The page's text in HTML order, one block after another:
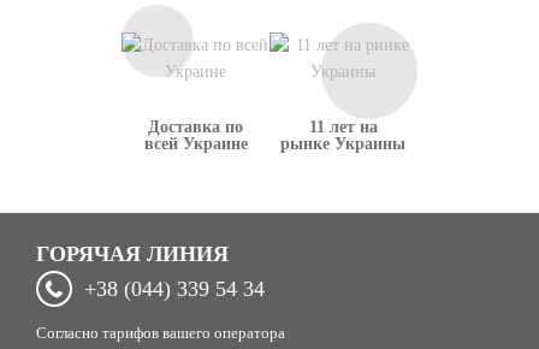
Доставка по
всей Украине
11 лет на
рынке Украины
ГОРЯЧАЯ ЛИНИЯ
+38 (044) 339 54 34
Согласно тарифов вашего оператора